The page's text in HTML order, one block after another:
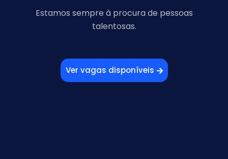
Estamos sempre à procura de pessoas
talentosas.
Ver vagas disponíveis